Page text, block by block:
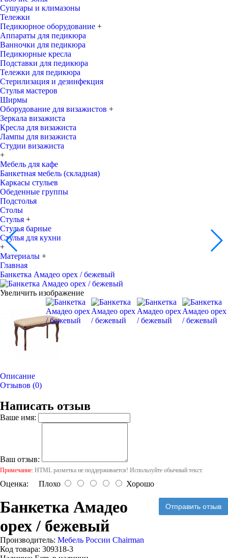
Сушуары и климазоны
Тележки
Педикюрное оборудование +
Аппараты для педикюра
Ванночки для педикюра
Педикюрные кресла
Подставки для педикюра
Тележки для педикюра
Стерилизация и дезинфекция
Стулья мастеров
Ширмы
Оборудование для визажистов +
Зеркала визажиста
Кресла для визажиста
Лампы для визажиста
Студии визажиста
+
Мебель для кафе
Банкетная мебель (складная)
Каркасы стульев
Обеденные группы
Подстолья
Столы
Стулья +
Стулья барные
Стулья для кухни
+
Материалы +
Главная
Банкетка Амадео орех / бежевый
Увеличить изображение
Описание
Отзывов (0)
Написать отзыв
Ваше имя:
Ваш отзыв:
Примечание: HTML разметка не поддерживается! Используйте обычный текст.
Оценка: Плохо Хорошо
Отправить отзыв
Банкетка Амадео
орех / бежевый
Производитель: Мебель России Chairman
Код товара: 309318-3